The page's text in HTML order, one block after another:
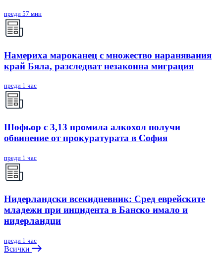
преди 57 мин
Намериха мароканец с множество наранявания
край Бяла, разследват незаконна миграция
преди 1 час
Шофьор с 3,13 промила алкохол получи
обвинение от прокуратурата в София
преди 1 час
Нидерландски всекидневник: Сред еврейските
младежи при инцидента в Банско имало и
нидерландци
преди 1 час
Всички